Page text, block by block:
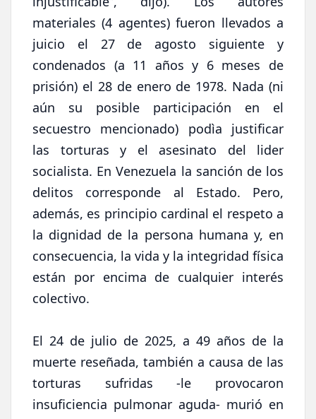
materiales (4 agentes) fueron llevados a
juicio el 27 de agosto siguiente y
condenados (a 11 años y 6 meses de
prisión) el 28 de enero de 1978. Nada (ni
aún su posible participación en el
secuestro mencionado) podìa justificar
las torturas y el asesinato del lider
socialista. En Venezuela la sanción de los
delitos corresponde al Estado. Pero,
además, es principio cardinal el respeto a
la dignidad de la persona humana y, en
consecuencia, la vida y la integridad física
están por encima de cualquier interés
colectivo.
El 24 de julio de 2025, a 49 años de la
muerte reseñada, también a causa de las
torturas sufridas -le provocaron
insuficiencia pulmonar aguda- murió en